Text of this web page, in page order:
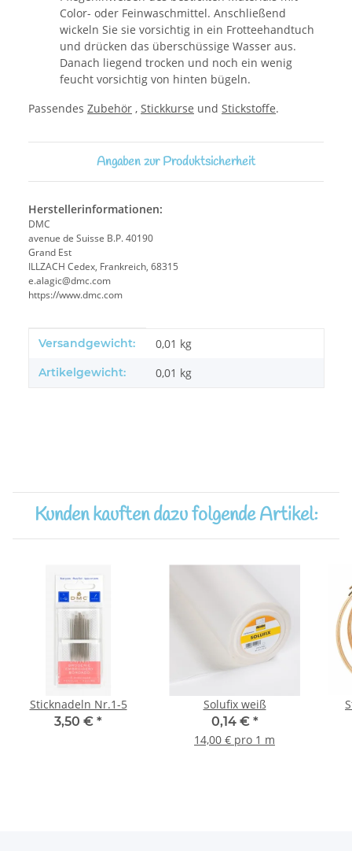
Color- oder Feinwaschmittel. Anschließend
wickeln Sie sie vorsichtig in ein Frotteehandtuch
und drücken das überschüssige Wasser aus.
Danach liegend trocken und noch ein wenig
feucht vorsichtig von hinten bügeln.
Passendes Zubehör , Stickkurse und Stickstoffe.
Angaben zur Produktsicherheit
Herstellerinformationen:
DMC
avenue de Suisse B.P. 40190
Grand Est
ILLZACH Cedex, Frankreich, 68315
e.alagic@dmc.com
https://www.dmc.com
Produkteigenschaft
Wert
Versandgewicht: 0,01 kg
Artikelgewicht: 0,01 kg
Kunden kauften dazu folgende Artikel:
Sticknadeln Nr.1-5
3,50 € *
Solufix weiß
0,14 € *
14,00 € pro 1 m